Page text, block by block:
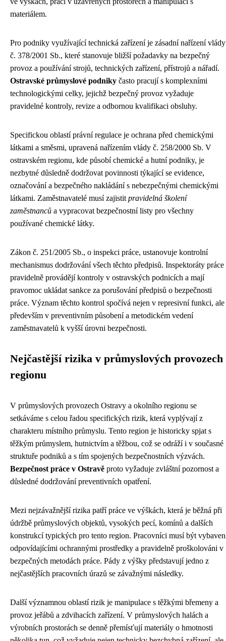
materiálem.
Pro podniky využívající technická zařízení je zásadní nařízení vlády
č. 378/2001 Sb., které stanovuje bližší požadavky na bezpečný
provoz a používání strojů, technických zařízení, přístrojů a nářadí.
Ostravské průmyslové podniky často pracují s komplexními
technologickými celky, jejichž bezpečný provoz vyžaduje
pravidelné kontroly, revize a odbornou kvalifikaci obsluhy.
Specifickou oblastí právní regulace je ochrana před chemickými
látkami a směsmi, upravená nařízením vlády č. 258/2000 Sb. V
ostravském regionu, kde působí chemické a hutní podniky, je
nezbytné důsledně dodržovat povinnosti týkající se evidence,
označování a bezpečného nakládání s nebezpečnými chemickými
látkami. Zaměstnavatelé musí zajistit pravidelná školení
zaměstnanců a vypracovat bezpečnostní listy pro všechny
používané chemické látky.
Zákon č. 251/2005 Sb., o inspekci práce, ustanovuje kontrolní
mechanismus dodržování všech těchto předpisů. Inspektoráty práce
pravidelně provádějí kontroly v ostravských podnicích a mají
pravomoc ukládat sankce za porušování předpisů o bezpečnosti
práce. Význam těchto kontrol spočívá nejen v represivní funkci, ale
především v preventivním působení a metodickém vedení
zaměstnavatelů k vyšší úrovni bezpečnosti.
Nejčastější rizika v průmyslových provozech
regionu
V průmyslových provozech Ostravy a okolního regionu se
setkáváme s celou řadou specifických rizik, která vyplývají z
charakteru místního průmyslu. Tento region je historicky spjat s
těžkým průmyslem, hutnictvím a těžbou, což se odráží i v současné
struktuře podniků a s tím spojených bezpečnostních výzvách.
Bezpečnost práce v Ostravě proto vyžaduje zvláštní pozornost a
důsledné dodržování preventivních opatření.
Mezi nejzávažnější rizika patří práce ve výškách, která je běžná při
údržbě průmyslových objektů, vysokých pecí, komínů a dalších
konstrukcí typických pro tento region. Pracovníci musí být
odpovídajícími ochrannými prostředky a pravidelně proškolováni v
bezpečných metodách práce. Pády z výšky představují jedno z
nejčastějších pracovních úrazů se závažnými následky.
Další významnou oblastí rizik je manipulace s těžkými břemeny a
provoz jeřábů a zdvihacích zařízení. V průmyslových halách a
výrobních prostorách se denně přemísťují materiály o hmotnosti